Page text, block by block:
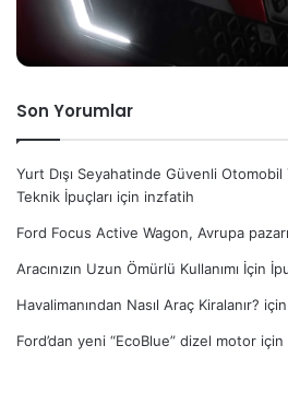
Son Yorumlar
Yurt Dışı Seyahatinde Güvenli
Teknik İpuçları için inzfatih
Ford Focus Active Wagon, Avrupa pazarı
Aracınızın Uzun Ömürlü Kullanımı İçin
Havalimanından Nasıl Araç Kiralanır? için
Ford’dan yeni “EcoBlue” dizel motor için